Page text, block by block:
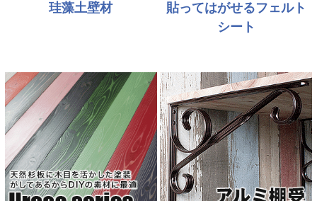
珪藻土壁材
貼ってはがせるフェルト
シート